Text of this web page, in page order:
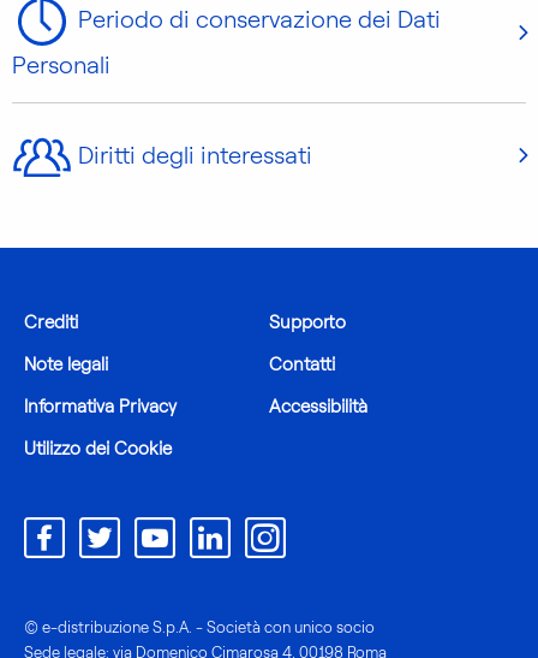
Periodo di conservazione dei Dati
Personali
Diritti degli interessati
© e-distribuzione S.p.A. - Società con unico socio
Sede legale: via Domenico Cimarosa 4, 00198 Roma
Crediti
Note legali
Informativa Privacy
Utilizzo dei Cookie
Supporto
Contatti
Accessibilità